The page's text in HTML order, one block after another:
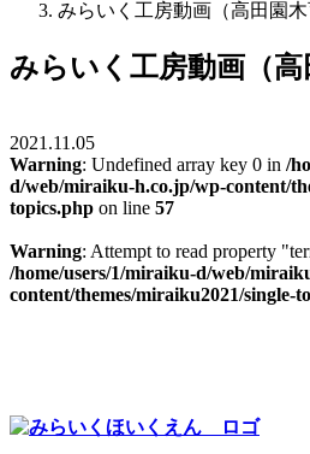
みらいく工房動画（高田園木
みらいく工房動画（高
2021.11.05
Warning: Undefined array key 0 in /
d/web/miraiku-h.co.jp/wp-content/
topics.php on line 57
Warning: Attempt to read property
/home/users/1/miraiku-d/web/
content/themes/miraiku2021/single-